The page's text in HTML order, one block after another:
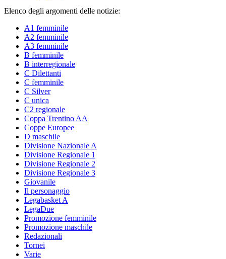
Elenco degli argomenti delle notizie:
A1 femminile
A2 femminile
A3 femminile
B femminile
B interregionale
C Dilettanti
C femminile
C Silver
C unica
C2 regionale
Coppa Trentino AA
Coppe Europee
D maschile
Divisione Nazionale A
Divisione Regionale 1
Divisione Regionale 2
Divisione Regionale 3
Giovanile
Il personaggio
Legabasket A
LegaDue
Promozione femminile
Promozione maschile
Redazionali
Tornei
Varie